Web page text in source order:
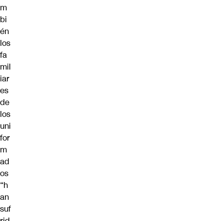
m
bi
én
los
fa
mil
iar
es
de
los
uni
for
m
ad
os
“h
an
suf